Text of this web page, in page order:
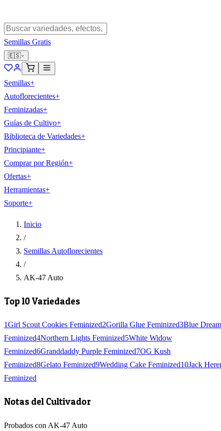
Semillas Gratis
🇪🇸
Semillas+
Autoflorecientes+
Feminizadas+
Guías de Cultivo+
Biblioteca de Variedades+
Principiante+
Comprar por Región+
Ofertas+
Herramientas+
Soporte+
Inicio
/
Semillas Autoflorecientes
/
AK-47 Auto
Top 10 Variedades
1Girl Scout Cookies Feminized2Gorilla Glue Feminized3Blue Dream
Feminized4Northern Lights Feminized5White Widow
Feminized6Granddaddy Purple Feminized7OG Kush
Feminized8Gelato Feminized9Wedding Cake Feminized10Jack
Feminized
Notas del Cultivador
Probados con AK-47 Auto